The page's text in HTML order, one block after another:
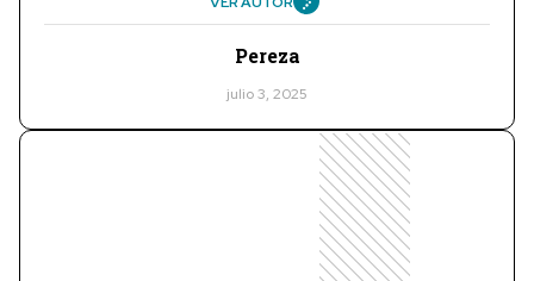
Pereza
julio 3, 2025